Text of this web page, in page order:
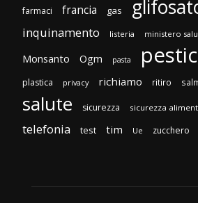
farmaci francia gas
inquinamento listeria ministero
Monsanto Ogm pasta
plastica privacy richiamo ritiro
salute sicurezza sicurezza
telefonia test tim Ue zucchero